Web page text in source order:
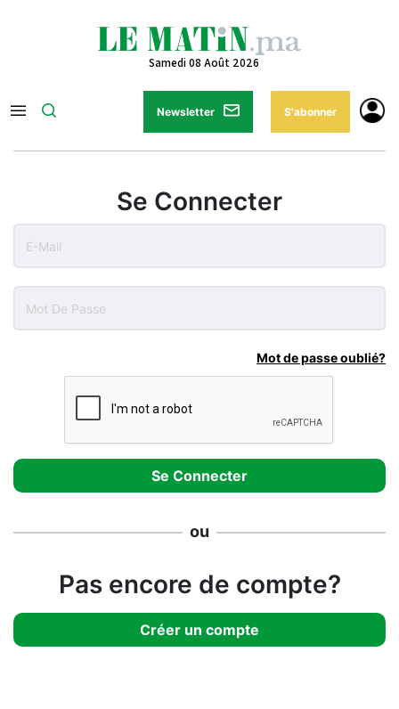
Samedi 08 Août 2026
Newsletter S'abonner
Se Connecter
Mot de passe oublié?
ou
Pas encore de compte?
Créer un compte